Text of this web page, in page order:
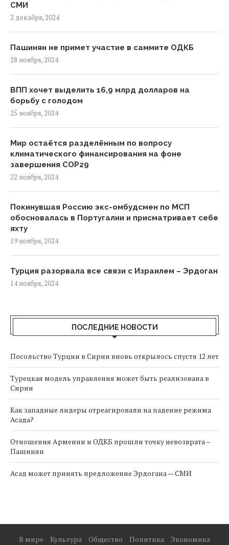
СМИ
2 декабря, 2024
Пашинян не примет участие в саммите ОДКБ
28 ноября, 2024
ВПП хочет выделить 16,9 млрд долларов на
борьбу с голодом
25 ноября, 2024
Мир остаётся разделённым по вопросу
климатического финансирования на фоне
завершения COP29
22 ноября, 2024
Покинувшая Россию экс-омбудсмен по МСП
обосновалась в Португалии и присматривает себе
яхту
19 ноября, 2024
Турция разорвала все связи с Израилем – Эрдоган
14 ноября, 2024
ПОСЛЕДНИЕ НОВОСТИ
Посольство Турции в Сирии вновь открылось спустя 12 лет
Турецкая модель управления может быть реализована в
Сирии
Как западные лидеры отреагировали на падение режима
Асада?
Отношения Армении и ОДКБ прошли точку невозврата –
Пашинян
Асад может принять предложение Эрдогана — СМИ
В мире Культура Общество Политика Экономика